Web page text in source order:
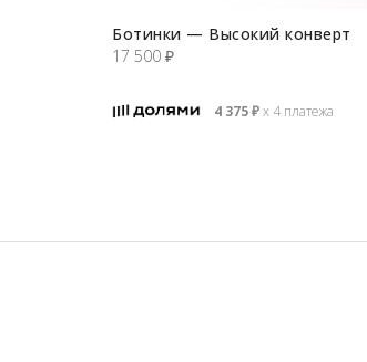
Ботинки — Высокий конверт
17 500 ₽
4 375₽х 4 платежа